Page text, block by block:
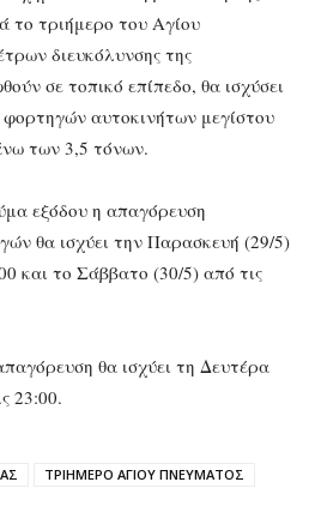
το τριήμερο του Αγίου
διευκόλυνσης της
σε τοπικό επίπεδο, θα ισχύσει
αυτοκινήτων μεγίστου
των 3,5 τόνων.
εξόδου η απαγόρευση
θα ισχύει την Παρασκευή (29/5)
και το Σάββατο (30/5) από τις
θα ισχύει τη Δευτέρα
23:00.
ΤΡΙΗΜΕΡΟ ΑΓΙΟΥ ΠΝΕΥΜΑΤΟΣ